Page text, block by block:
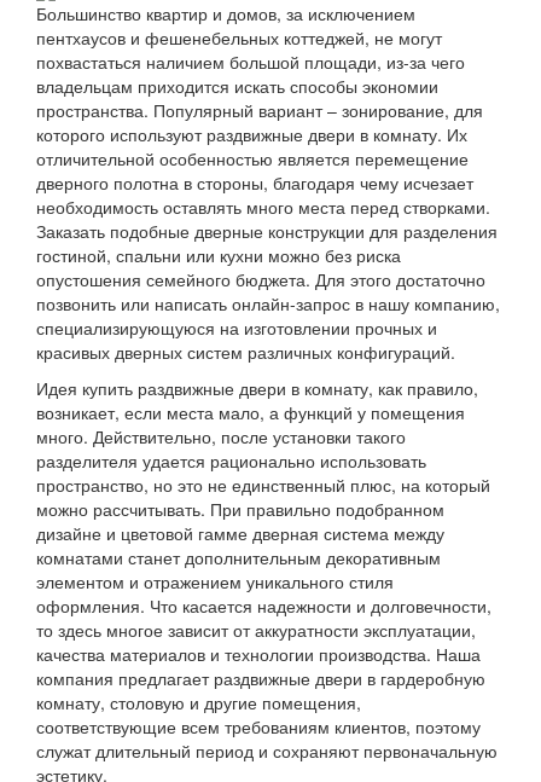
Большинство квартир и домов, за исключением
пентхаусов и фешенебельных коттеджей, не могут
похвастаться наличием большой площади, из-за чего
владельцам приходится искать способы экономии
пространства. Популярный вариант – зонирование, для
которого используют раздвижные двери в комнату. Их
отличительной особенностью является перемещение
дверного полотна в стороны, благодаря чему исчезает
необходимость оставлять много места перед створками.
Заказать подобные дверные конструкции для разделения
гостиной, спальни или кухни можно без риска
опустошения семейного бюджета. Для этого достаточно
позвонить или написать онлайн-запрос в нашу компанию,
специализирующуюся на изготовлении прочных и
красивых дверных систем различных конфигураций.
Идея купить раздвижные двери в комнату, как правило,
возникает, если места мало, а функций у помещения
много. Действительно, после установки такого
разделителя удается рационально использовать
пространство, но это не единственный плюс, на который
можно рассчитывать. При правильно подобранном
дизайне и цветовой гамме дверная система между
комнатами станет дополнительным декоративным
элементом и отражением уникального стиля
оформления. Что касается надежности и долговечности,
то здесь многое зависит от аккуратности эксплуатации,
качества материалов и технологии производства. Наша
компания предлагает раздвижные двери в гардеробную
комнату, столовую и другие помещения,
соответствующие всем требованиям клиентов, поэтому
служат длительный период и сохраняют первоначальную
эстетику.